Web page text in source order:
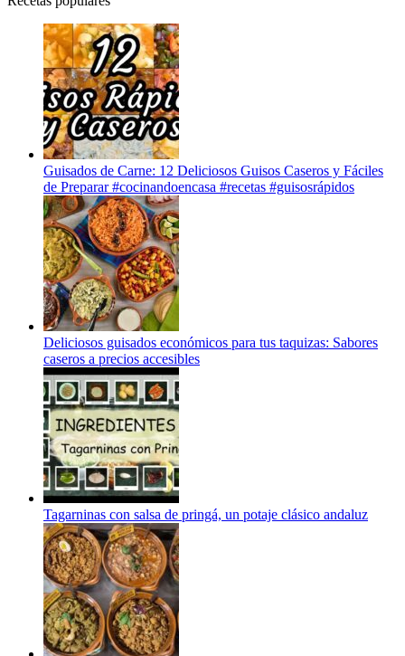
Guisados de Carne: 12 Deliciosos Guisos Caseros y Fáciles
de Preparar #cocinandoencasa #recetas #guisosrápidos
Deliciosos guisados económicos para tus taquizas: Sabores
caseros a precios accesibles
Tagarninas con salsa de pringá, un potaje clásico andaluz